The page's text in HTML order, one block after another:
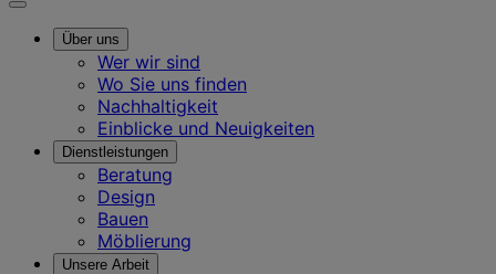
Über uns
Wer wir sind
Wo Sie uns finden
Nachhaltigkeit
Einblicke und Neuigkeiten
Dienstleistungen
Beratung
Design
Bauen
Möblierung
Unsere Arbeit